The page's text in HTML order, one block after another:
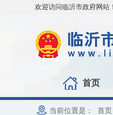
欢迎访问临沂市政府网站！
首页
当前位置是： 首页